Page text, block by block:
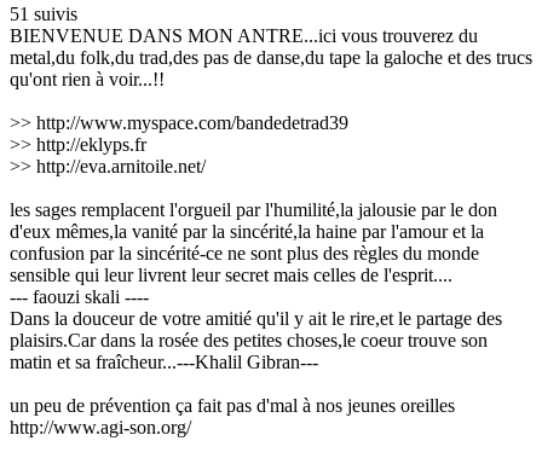
51 suivis
BIENVENUE DANS MON ANTRE...ici vous trouverez du
metal,du folk,du trad,des pas de danse,du tape la galoche et des trucs
qu'ont rien à voir...!!
>> http://www.myspace.com/bandedetrad39
>> http://eklyps.fr
>> http://eva.arnitoile.net/
les sages remplacent l'orgueil par l'humilité,la jalousie par le don
d'eux mêmes,la vanité par la sincérité,la haine par l'amour et la
confusion par la sincérité-ce ne sont plus des règles du monde
sensible qui leur livrent leur secret mais celles de l'esprit....
--- faouzi skali ----
Dans la douceur de votre amitié qu'il y ait le rire,et le partage des
plaisirs.Car dans la rosée des petites choses,le coeur trouve son
matin et sa fraîcheur...---Khalil Gibran---
un peu de prévention ça fait pas d'mal à nos jeunes oreilles
http://www.agi-son.org/